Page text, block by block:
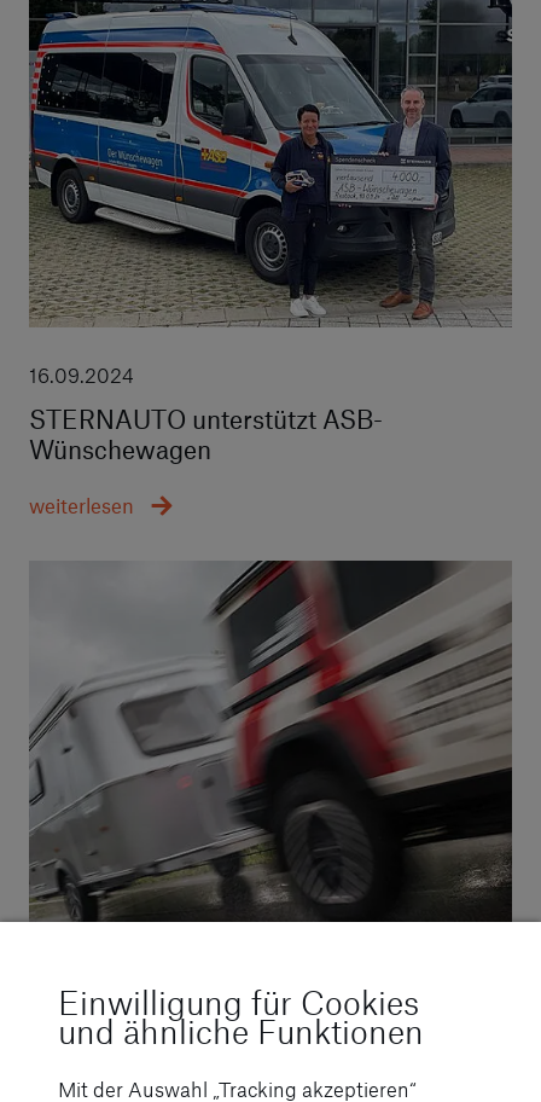
16.09.2024
STERNAUTO unterstützt ASB-
Wünschewagen
weiterlesen
Schlingern mit dem Wohnwagen
Einwilligung für Cookies
und ähnliche Funktionen
Mit der Auswahl „Tracking akzeptieren“